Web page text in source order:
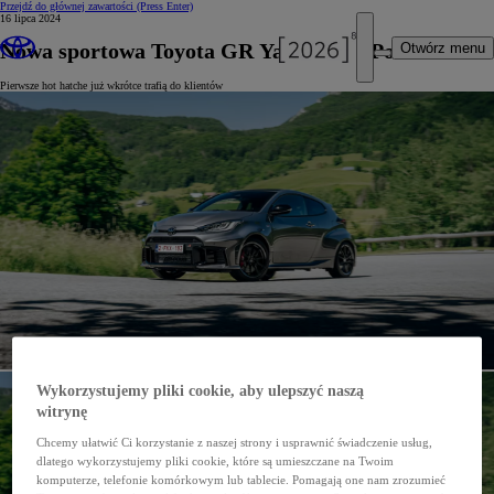
Przejdź do głównej zawartości (Press Enter)
Otwórz menu
16 lipca 2024
Nowa sportowa Toyota GR Yaris już w Polsce
Pierwsze hot hatche już wkrótce trafią do klientów
Wykorzystujemy pliki cookie, aby ulepszyć naszą
witrynę
Chcemy ułatwić Ci korzystanie z naszej strony i usprawnić świadczenie usług,
dlatego wykorzystujemy pliki cookie, które są umieszczane na Twoim
komputerze, telefonie komórkowym lub tablecie. Pomagają one nam zrozumieć